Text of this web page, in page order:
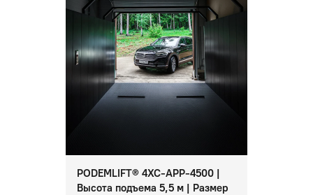
PODEMLIFT® 4XC-APP-4500 |
Высота подъема 5,5 м | Размер